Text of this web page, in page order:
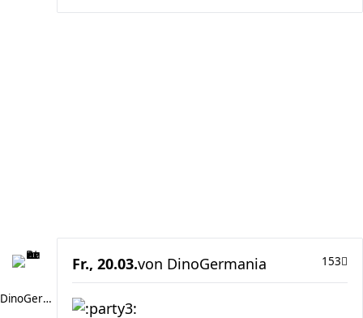
DinoGermania
Fr., 20.03. 153
von DinoGermania